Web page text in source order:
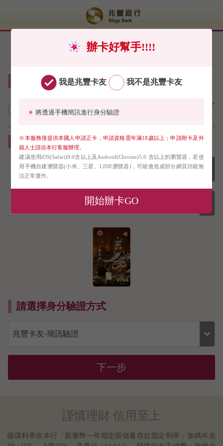
線上申請信用卡免郵寄（限申請正卡）
約約定條款
請下拉選單選擇您要申請的信用卡
請選擇身分驗證方式
下一步
謹慎理財 信用至上
循環利率依本行「新臺幣一年期定期儲蓄存款固定利率」加碼年息
辦卡好幫手!!!!
我是兆豐卡友 我不是兆豐卡友
將透過手機簡訊進行身分驗證
※本服務僅提供本國人申請正卡，申請資格需年滿18歲以上；申請附卡及外
籍人士請洽本行客服辦理。
建議使用iOS(Safari)9.0含以上及Android(Chrome)5.0 含以上的瀏覽器，若使
用手機自建瀏覽器(小米、三星、LINE瀏覽器)，可能會造成部分網頁功能無
法正常運作。
開始辦卡GO